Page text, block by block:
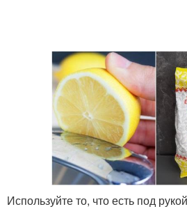
Налет с камня
Налет в ванне
Используйте то, что есть под рукой